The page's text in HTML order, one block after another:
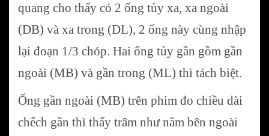
quang cho thấy có 2 ống tủy xa, xa ngoài
(DB) và xa trong (DL), 2 ống này cùng nhập
lại đoạn 1/3 chóp. Hai ống tủy gần gồm gần
ngoài (MB) và gần trong (ML) thì tách biệt.
Ống gần ngoài (MB) trên phim đo chiều dài
chếch gần thì thấy trâm như nằm bên ngoài